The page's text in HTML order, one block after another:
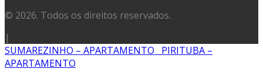
© 2026. Todos os direitos reservados.
|
SUMAREZINHO – APARTAMENTO
PIRITUBA –
APARTAMENTO